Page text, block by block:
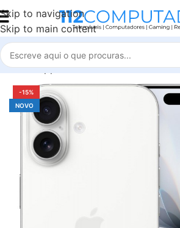
Skip to navigation
Skip to main content
Início Apple iPhone 17
-15%
NOVO